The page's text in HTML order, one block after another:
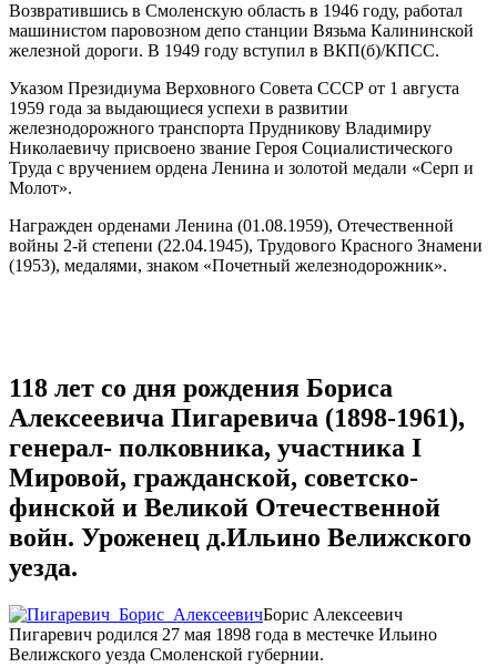
Возвратившись в Смоленскую область в 1946 году, работал
машинистом паровозном депо станции Вязьма Калининской
железной дороги. В 1949 году вступил в ВКП(б)/КПСС.
Указом Президиума Верховного Совета СССР от 1 августа
1959 года за выдающиеся успехи в развитии
железнодорожного транспорта Прудникову Владимиру
Николаевичу присвоено звание Героя Социалистического
Труда с вручением ордена Ленина и золотой медали «Серп и
Молот».
Награжден орденами Ленина (01.08.1959), Отечественной
войны 2-й степени (22.04.1945), Трудового Красного Знамени
(1953), медалями, знаком «Почетный железнодорожник».
118 лет со дня рождения Бориса
Алексеевича Пигаревича (1898-1961),
генерал- полковника, участника I
Мировой, гражданской, советско-
финской и Великой Отечественной
войн. Уроженец д.Ильино Велижского
уезда.
Борис Алексеевич
Пигаревич родился 27 мая 1898 года в местечке Ильино
Велижского уезда Смоленской губернии.